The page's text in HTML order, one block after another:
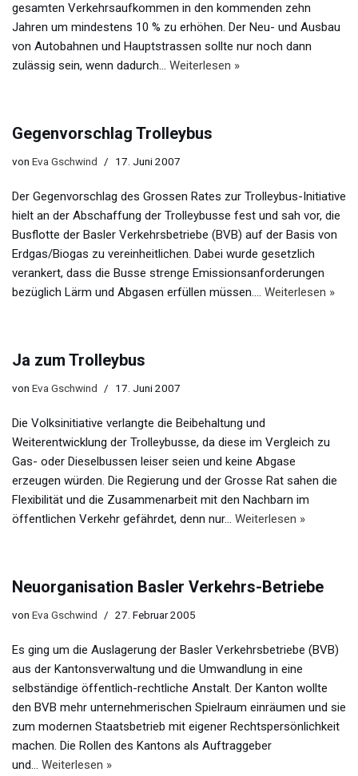
gesamten Verkehrsaufkommen in den kommenden zehn
Jahren um mindestens 10 % zu erhöhen. Der Neu- und Ausbau
von Autobahnen und Hauptstrassen sollte nur noch dann
zulässig sein, wenn dadurch… Weiterlesen »
Gegenvorschlag Trolleybus
von Eva Gschwind 17. Juni 2007
Der Gegenvorschlag des Grossen Rates zur Trolleybus-Initiative
hielt an der Abschaffung der Trolleybusse fest und sah vor, die
Busflotte der Basler Verkehrsbetriebe (BVB) auf der Basis von
Erdgas/Biogas zu vereinheitlichen. Dabei wurde gesetzlich
verankert, dass die Busse strenge Emissionsanforderungen
bezüglich Lärm und Abgasen erfüllen müssen.… Weiterlesen »
Ja zum Trolleybus
von Eva Gschwind 17. Juni 2007
Die Volksinitiative verlangte die Beibehaltung und
Weiterentwicklung der Trolleybusse, da diese im Vergleich zu
Gas- oder Dieselbussen leiser seien und keine Abgase
erzeugen würden. Die Regierung und der Grosse Rat sahen die
Flexibilität und die Zusammenarbeit mit den Nachbarn im
öffentlichen Verkehr gefährdet, denn nur… Weiterlesen »
Neuorganisation Basler Verkehrs-Betriebe
von Eva Gschwind 27. Februar 2005
Es ging um die Auslagerung der Basler Verkehrsbetriebe (BVB)
aus der Kantonsverwaltung und die Umwandlung in eine
selbständige öffentlich-rechtliche Anstalt. Der Kanton wollte
den BVB mehr unternehmerischen Spielraum einräumen und sie
zum modernen Staatsbetrieb mit eigener Rechtspersönlichkeit
machen. Die Rollen des Kantons als Auftraggeber
und… Weiterlesen »